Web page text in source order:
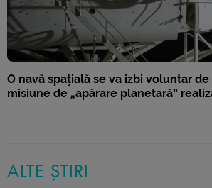
O navă spațială se va izbi voluntar
misiune de „apărare planetară”
ALTE ȘTIRI